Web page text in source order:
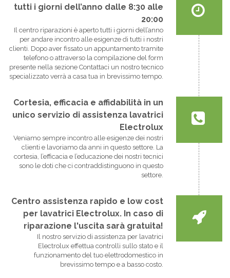
tutti i giorni dell’anno dalle 8:30 alle
20:00
Il centro riparazioni è aperto tutti i giorni dell’anno
per andare incontro alle esigenze di tutti i nostri
clienti. Dopo aver fissato un appuntamento tramite
telefono o attraverso la compilazione del form
presente nella sezione Contattaci un nostro tecnico
specializzato verrà a casa tua in brevissimo tempo.
Cortesia, efficacia e affidabilità in un
unico servizio di assistenza lavatrici
Electrolux
Veniamo sempre incontro alle esigenze dei nostri
clienti e lavoriamo da anni in questo settore. La
cortesia, l’efficacia e l’educazione dei nostri tecnici
sono le doti che ci contraddistinguono in questo
settore.
Centro assistenza rapido e low cost
per lavatrici Electrolux. In caso di
riparazione l'uscita sarà gratuita!
Il nostro servizio di assistenza per lavatrici
Electrolux effettua controlli sullo stato e il
funzionamento del tuo elettrodomestico in
brevissimo tempo e a basso costo.